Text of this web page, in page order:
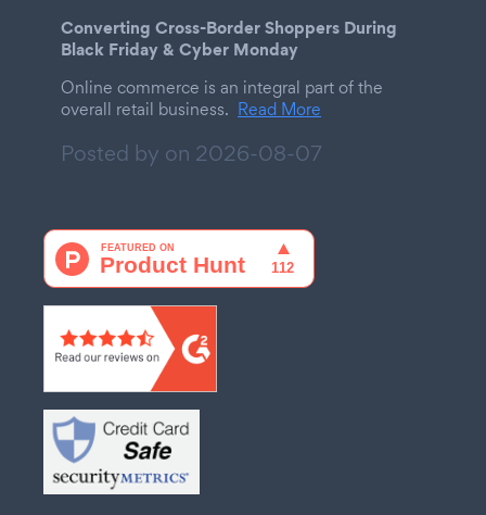
Converting Cross-Border Shoppers During
Black Friday & Cyber Monday
Online commerce is an integral part of the
overall retail business. Read More
Posted by on 2026-08-07